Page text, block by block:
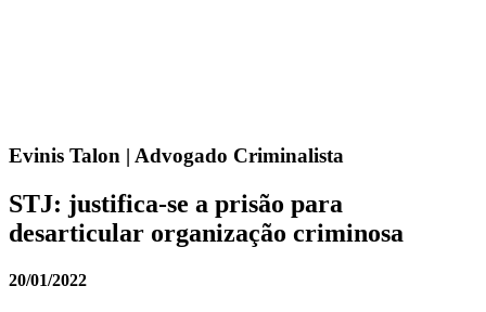
Evinis Talon | Advogado Criminalista
STJ: justifica-se a prisão para
desarticular organização criminosa
20/01/2022